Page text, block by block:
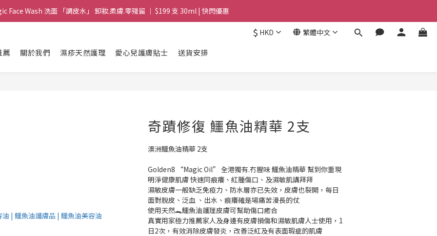
Face Wash 洗面 「調皮水」 卸妝.柔膚.零殘留 ｜ $199 支 30ml | 快閃優惠
Face Wash 洗面 「調皮水」 卸妝.柔膚.零殘留 ｜ $199 支 30ml | 快閃優惠
買滿 $1800 送支 洗面 「調皮水」 原價 $268 / 支 30ml  🎁 ｜  送完即止
$ HKD 繁體中文
薦 關於我們 濕疹天然護理 愛心兒護膚貼士 送貨安排
奇蹟修復 鱷魚油精華 2支
澳洲鱷魚油精華 2支
Golden8 “Magic Oil” 全港獨有.冇腥味 鱷魚油精華 幫到你重現
明淨健康肌膚 快速同痕癢、紅腫傷口、及濕敏肌講拜拜
濕敏皮膚一般缺乏免疫力、防水層亦已失效，皮膚也裂開，每日
面對脫皮、泛血 、出水、痕癢確是場痛苦漫長的仗
使用天然🐊鱷魚油護理皮膚可幫助傷口癒合
真實用家極力推薦家人及身邊有皮膚損傷和濕敏肌膚人士使用，1
日2次，有效消除皮膚發炎，改善泛紅及有表面瑕疵的肌膚